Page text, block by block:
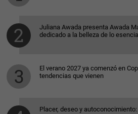
Juliana Awada presenta Awada
dedicado a la belleza de lo esencial
El verano 2027 ya comenzó en
tendencias que vienen
Placer, deseo y